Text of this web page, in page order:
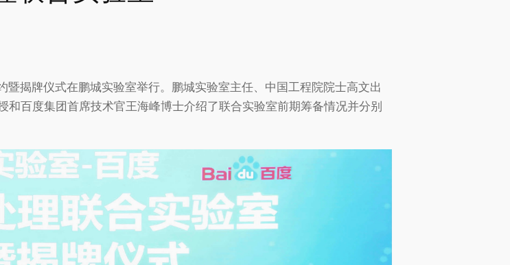
暨揭牌仪式在鹏城实验室举行。鹏城实验室主任、中国工程院院士高文出
百度集团首席技术官王海峰博士介绍了联合实验室前期筹备情况并分别